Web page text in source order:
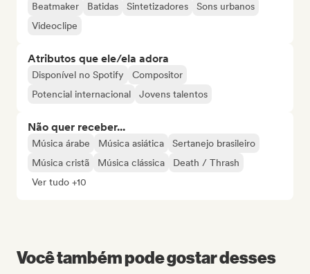
Beatmaker Batidas Sintetizadores
Sons urbanos
Videoclipe
Atributos que ele/ela adora
Disponível no Spotify
Compositor
Potencial internacional
Jovens talentos
Não quer receber...
Música árabe Música asiática
Sertanejo brasileiro
Música cristã
Música clássica
Death / Thrash
Ver tudo +10
Você também pode gostar desses